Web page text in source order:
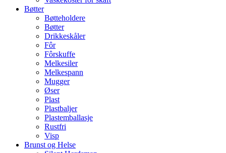
Bøtter
Bøtteholdere
Bøtter
Drikkeskåler
Fôr
Fôrskuffe
Melkesiler
Melkespann
Mugger
Øser
Plast
Plastbaljer
Plastemballasje
Rustfri
Visp
Brunst og Helse